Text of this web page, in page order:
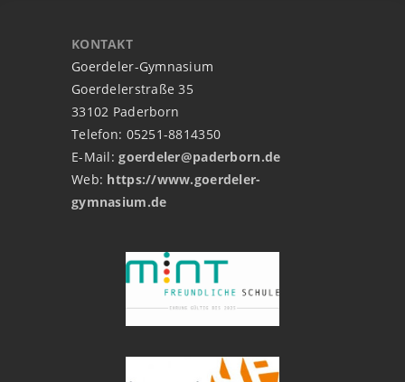
KONTAKT
Goerdeler-Gymnasium
Goerdelerstraße 35
33102 Paderborn
Telefon: 05251-8814350
E-Mail:goerdeler@paderborn.de
Web: https://www.goerdeler-
gymnasium.de